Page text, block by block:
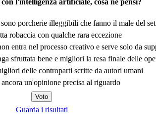
porcherie illeggibili che fanno il male del
robaccia con qualche rara eccezione
entra nel processo creativo e serve solo da
sfruttata bene e migliori la resa finale delle
delle controparti scritte da autori umani
un'opinione precisa al riguardo
Guarda i risultati